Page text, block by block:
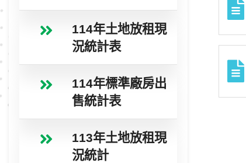
114年土地放租現
況統計表
114年標準廠房出
售統計表
113年土地放租現
況統計